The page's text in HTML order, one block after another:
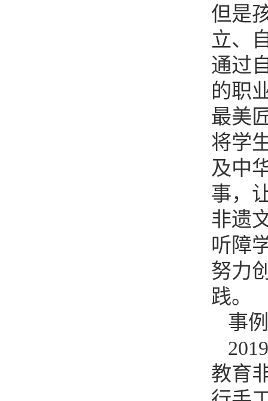
但是
立、
通过
的职
最美
将学
及中
事，
非遗
听障
努力
践。
事
教育